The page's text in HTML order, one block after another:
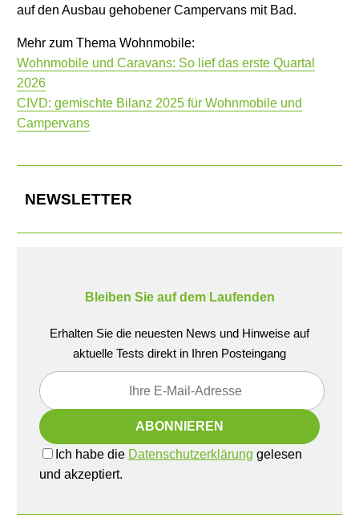
auf den Ausbau gehobener Campervans mit Bad.
Mehr zum Thema Wohnmobile:
Wohnmobile und Caravans: So lief das erste Quartal
2026
CIVD: gemischte Bilanz 2025 für Wohnmobile und
Campervans
NEWSLETTER
Bleiben Sie auf dem Laufenden
Erhalten Sie die neuesten News und Hinweise auf
aktuelle Tests direkt in Ihren Posteingang
Ich habe die Datenschutzerklärung gelesen
und akzeptiert.